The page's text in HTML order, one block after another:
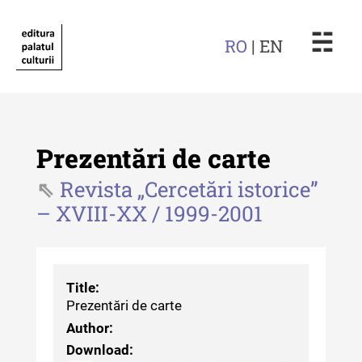
RO | EN ☵
Revista "Cercetări istorice"
Revista "Cercetări istorice" - XLIII
- 2024
Revista "Cercetări istorice" - XLII -
Prezentări de carte
Revista „Cercetări istorice”
– XVIII-XX / 1999-2001
Title:
Prezentări de carte
Author:
Download: